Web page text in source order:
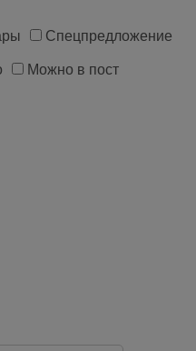
Спецпредложение
Можно в пост